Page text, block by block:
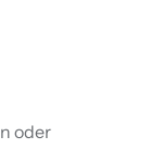
oder